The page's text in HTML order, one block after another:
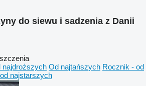
do siewu i sadzenia z Danii
najdroższych Od najtańszych Rocznik - od
najstarszych